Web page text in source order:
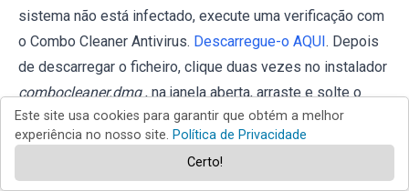
sistema não está infectado, execute uma verificação com
o Combo Cleaner Antivirus. Descarregue-o AQUI. Depois
de descarregar o ficheiro, clique duas vezes no instalador
combocleaner.dmg , na janela aberta, arraste e solte o
ícone Combo Cleaner no topo do ícone Applications.
Agora abra a sua barra de lançamento e clique no ícone
Combo Cleaner. Aguarde até que o Combo Cleaner
Este site usa cookies para garantir que obtém a melhor
experiência no nosso site. Política de Privacidade
Certo!